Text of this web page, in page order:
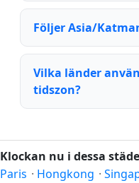
Följer Asia/
Vilka länder
tidszon?
Klockan nu i dessa
Paris · Hongkong ·